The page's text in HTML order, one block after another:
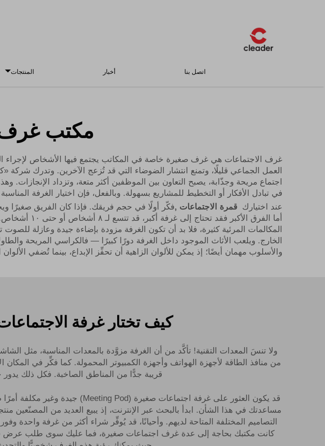
المنتجات أخبار اتصل بنا
مكتب غرف
غرف الاجتماعات هي غرف صغيرة خاصة في المكاتب يجتمع فيها الأشخاص لإجراء
العمل الجماعي قليلًا، وتمنع انتشار الضوضاء التي قد تُزعج الآخرين. وتدرك
اجتماع مريحة وجذّابة، يصبح التعاون بين الموظفين أكثر متعة، وتزداد
في تبادل الأفكار أو التخطيط للمشاريع بسهولة. وبالفعل، فإن اختيار الغرفة
عند اختيارك قمرة الاجتماعات ,
أما الفرق
المكالمات المرئية كثيرة، فلا بد أن تكون الغرفة مزودة بإضاءة جيدة وعازلة
الخارج. ويلعب الأثاث الموجود داخل الغرفة دورًا كبيرًا — فالكراسي المريحة
والأسلوب مهمان أيضًا؛ إذ يمكن للألوان الزاهية أن تحفِّز الإبداع، بينما تُضفي
كيف تختار غرفة
ولا تنسَ المعدات التقنية! تأكَّد من أن الغرفة مزوَّدة بالمعدات المناسبة، مثل
من منافذ الطاقة لأجهزة الهواتف وأجهزة الكمبيوتر المحمولة. كما فكِّر في
قريبة جدًّا من المناطق الصاخبة. فكل ذلك يدور
مساعدتك في هذا الشأن. ابدأ بالبحث عبر الإنترنت، إذ يبيع العديد من المصنّعين
كانت مكتبك بحاجة إلى عدة غرف اجتماعات صغيرة، فما عليك سوى طلب عرض